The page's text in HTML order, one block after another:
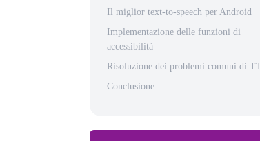
Il miglior text-to-speech per Android
Implementazione delle funzioni di
accessibilità
Risoluzione dei problemi comuni di
Conclusione